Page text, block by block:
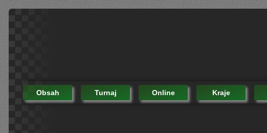
Obsah Turnaj Online Kraje